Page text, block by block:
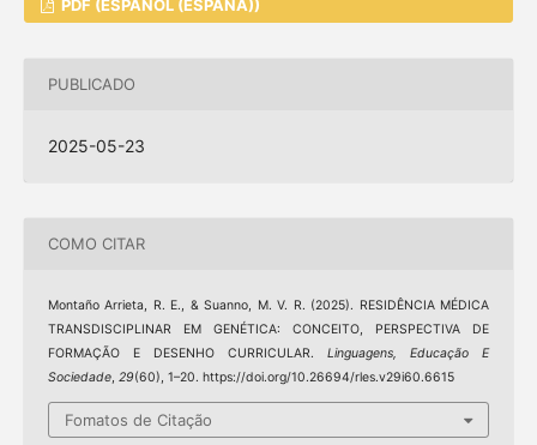
PDF (ESPAÑOL (ESPAÑA))
PUBLICADO
2025-05-23
COMO CITAR
Montaño Arrieta, R. E., & Suanno, M. V. R. (2025). RESIDÊNCIA MÉDICA
TRANSDISCIPLINAR EM GENÉTICA: CONCEITO, PERSPECTIVA DE
FORMAÇÃO E DESENHO CURRICULAR.Linguagens, Educação E
Sociedade, 29(60), 1–20. https://doi.org/10.26694/rles.v29i60.6615
Fomatos de Citação